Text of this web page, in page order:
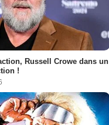
Russell Crowe dans un
!